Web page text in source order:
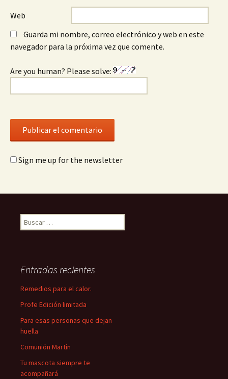
Web
Guarda mi nombre, correo electrónico y web en este
navegador para la próxima vez que comente.
Are you human? Please solve:
Sign me up for the newsletter
Buscar:
Entradas recientes
Remedios para el calor.
Profe Edición limitada
Para esas personas que dejan
huella
Comunión Martín
Tu mascota siempre te
acompañará